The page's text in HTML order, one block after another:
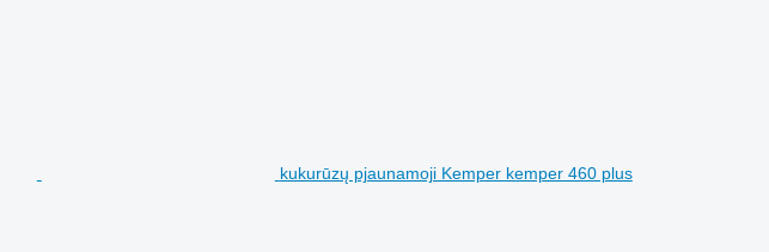
kukurūzų pjaunamoji Kemper kemper 460 plus